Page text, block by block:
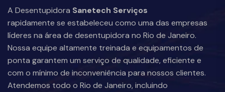
A Desentupidora Sanetech Serviços
rapidamente se estabeleceu como uma das empresas
líderes na área de desentupidora no Rio de Janeiro.
Nossa equipe altamente treinada e equipamentos de
ponta garantem um serviço de qualidade, eficiente e
com o mínimo de inconveniência para nossos clientes.
Atendemos todo o Rio de Janeiro, incluindo